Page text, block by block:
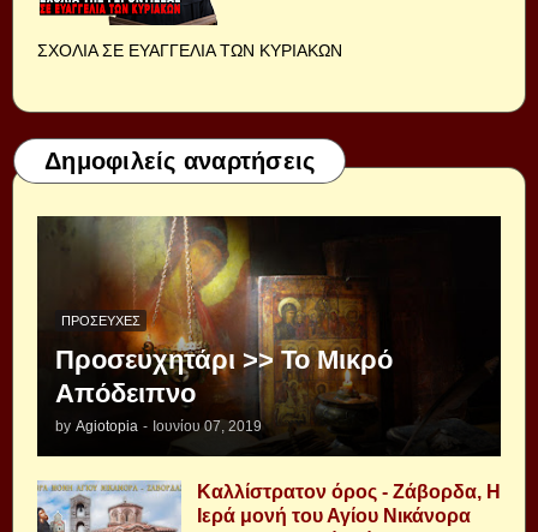
ΣΧΟΛΙΑ ΣΕ ΕΥΑΓΓΕΛΙΑ ΤΩΝ ΚΥΡΙΑΚΩΝ
Δημοφιλείς αναρτήσεις
ΠΡΟΣΕΥΧΈΣ
Προσευχητάρι >> Το Μικρό
Απόδειπνο
by Agiotopia - Ιουνίου 07, 2019
Καλλίστρατον όρος - Ζάβορδα, Η
Ιερά μονή του Αγίου Νικάνορα